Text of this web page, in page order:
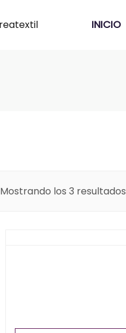
INICIO
Mostrando los 3 resultados